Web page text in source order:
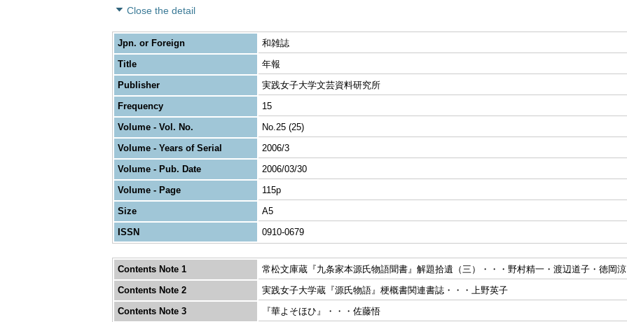
Close the detail
Jpn. or Foreign
和雑誌
Title
年報
Publisher
実践女子大学文芸資料研究所
Frequency
15
Volume - Vol. No.
No.25 (25)
Volume - Years of Serial
2006/3
Volume - Pub. Date
2006/03/30
Volume - Page
115p
Size
A5
ISSN
0910-0679
Contents Note 1
常松文庫蔵『九条家本源氏物語聞書』解題拾遺（三）・・・野村精一・渡辺道子・徳岡涼
Contents Note 2
実践女子大学蔵『源氏物語』梗概書関連書誌・・・上野英子
Contents Note 3
『華よそほひ』・・・佐藤悟